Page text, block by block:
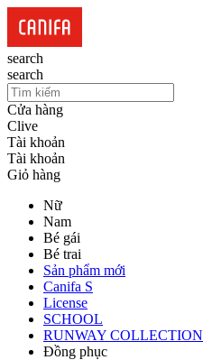
search
search
Cửa hàng
Clive
Tài khoản
Tài khoản
Giỏ hàng
Nữ
Nam
Bé gái
Bé trai
Sản phẩm mới
Canifa S
License
SCHOOL
RUNWAY COLLECTION
Đồng phục